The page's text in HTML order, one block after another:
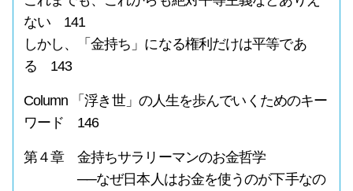
ない 141
しかし、「金持ち」になる権利だけは平等であ
る 143
Column 「浮き世」の人生を歩んでいくためのキー
ワード 146
第４章 金持ちサラリーマンのお金哲学
──なぜ日本人はお金を使うのが下手なの